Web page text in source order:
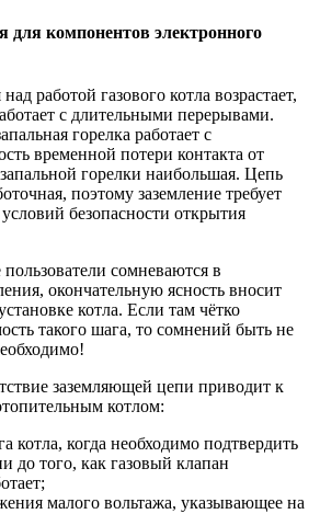
для компонентов электронного
работой газового котла возрастает,
с длительными перерывами.
горелка работает с
временной потери контакта от
горелки наибольшая. Цепь
поэтому заземление требует
безопасности открытия
сомневаются в
окончательную ясность вносит
котла. Если там чётко
такого шага, то сомнений быть не
заземляющей цепи приводит к
котлом:
котла, когда необходимо подтвердить
до того, как газовый клапан
малого вольтажа, указывающее на